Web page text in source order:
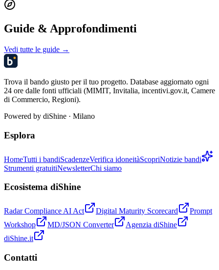
Guide & Approfondimenti
Vedi tutte le guide →
Trova il bando giusto per il tuo progetto. Database aggiornato ogni
24 ore dalle fonti ufficiali (MIMIT, Invitalia, incentivi.gov.it, Camere
di Commercio, Regioni).
Powered by diShine · Milano
Esplora
HomeTutti i bandiScadenzeVerifica idoneitàScopriNotizie bandi
Strumenti gratuitiNewsletterChi siamo
Ecosistema diShine
Radar Compliance AI Act Digital Maturity Scorecard
Prompt
Workshop
MD/JSON Converter
Agenzia diShine
diShine.it
Contatti